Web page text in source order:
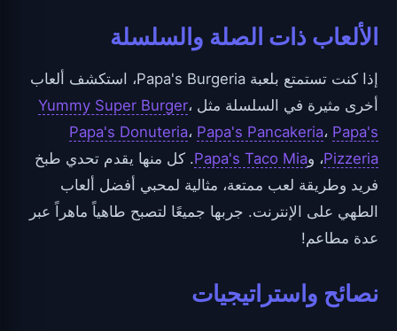
الألعاب ذات الصلة والسلسلة
إذا كنت تستمتع بلعبة Papa's Burgeria، استكشف ألعاب
أخرى مثيرة في السلسلة مثل Yummy Super Burger،
Papa's Donuteria،Papa's Pancakeria،Papa's
Pizzeria، وPapa's Taco Mia. كل منها يقدم تحدي طبخ
فريد وطريقة لعب ممتعة، مثالية لمحبي أفضل ألعاب
الطهي على الإنترنت. جربها جميعًا لتصبح طاهياً ماهراً عبر
عدة مطاعم!
نصائح واستراتيجيات